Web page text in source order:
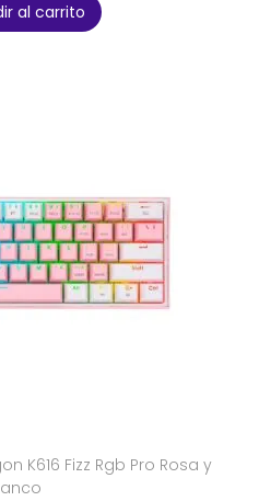
al carrito
K616 Fizz Rgb Pro Rosa y